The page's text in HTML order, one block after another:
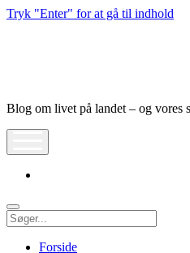
Tryk "Enter" for at gå til indhold
Blog om livet på landet – og vores
Søg
Forside